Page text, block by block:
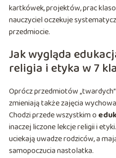
kartkówek, projektów, prac
nauczyciel oczekuje
przedmiocie.
Jak wygląda
religia i etyka w 7
Oprócz przedmiotów
zmieniają także zajęcia
Chodzi przede wszystkim o
inaczej liczone lekcje religii i
uciekają uwadze rodziców, a
samopoczucia nastolatka.